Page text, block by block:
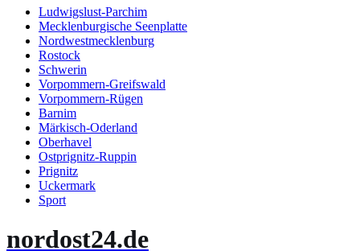
Ludwigslust-Parchim
Mecklenburgische Seenplatte
Nordwestmecklenburg
Rostock
Schwerin
Vorpommern-Greifswald
Vorpommern-Rügen
Barnim
Märkisch-Oderland
Oberhavel
Ostprignitz-Ruppin
Prignitz
Uckermark
Sport
nordost24.de